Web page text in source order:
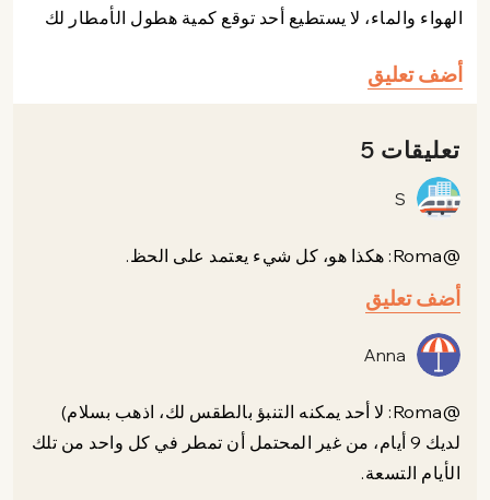
الهواء والماء، لا يستطيع أحد توقع كمية هطول الأمطار لك
أضف تعليق
تعليقات 5
S
@Roma: هكذا هو، كل شيء يعتمد على الحظ.
أضف تعليق
Anna
@Roma: لا أحد يمكنه التنبؤ بالطقس لك، اذهب بسلام)
لديك 9 أيام، من غير المحتمل أن تمطر في كل واحد من تلك
الأيام التسعة.